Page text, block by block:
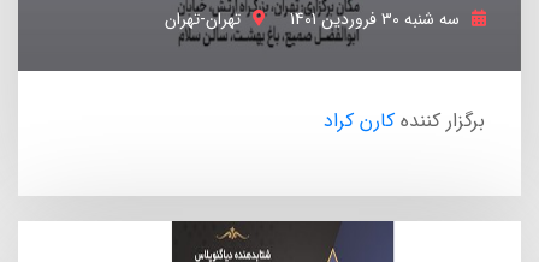
34 استارتاپ سه شنبه 30 فروردین 1401 تهران-تهران
برگزار کننده کارن کراد